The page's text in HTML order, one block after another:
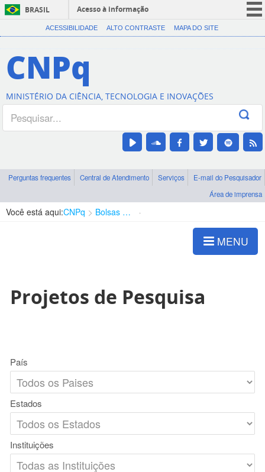
BRASIL
Acesso à informação
CORONAVÍRUS (COVID-19)
Canais
ACESSIBILIDADE ALTO CONTRASTE MAPA DO SITE
CNPq
MINISTÉRIO DA CIÊNCIA, TECNOLOGIA E INOVAÇÕES
Perguntas frequentes Central de Atendimento Serviços
E-mail do Pesquisador
Área de imprensa
Você está aqui:CNPq Bolsas e Auxílios Vigentes
MENU
Projetos de Pesquisa
País
Estados
Instituições